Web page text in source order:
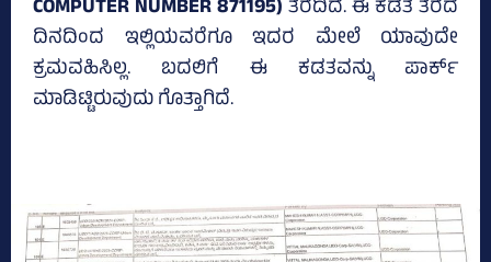
COMPUTER NUMBER 871195) ತೆರೆದಿದೆ. ಈ ಕಡತ ತೆರೆದ
ದಿನದಿಂದ ಇಲ್ಲಿಯವರೆಗೂ ಇದರ ಮೇಲೆ ಯಾವುದೇ
ಕ್ರಮವಹಿಸಿಲ್ಲ. ಬದಲಿಗೆ ಈ ಕಡತವನ್ನು ಪಾರ್ಕ್
ಮಾಡಿಟ್ಟಿರುವುದು ಗೊತ್ತಾಗಿದೆ.